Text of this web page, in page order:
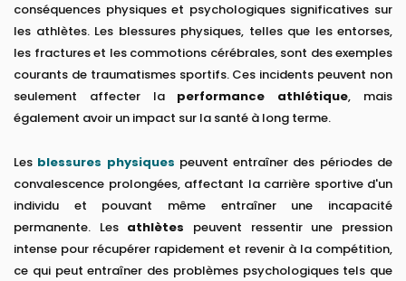
conséquences physiques et psychologiques significatives sur
les athlètes. Les blessures physiques, telles que les entorses,
les fractures et les commotions cérébrales, sont des exemples
courants de traumatismes sportifs. Ces incidents peuvent non
seulement affecter laperformance athlétique, mais
également avoir un impact sur la santé à long terme.
Les blessures physiques peuvent entraîner des périodes de
convalescence prolongées, affectant la carrière sportive d'un
individu et pouvant même entraîner une incapacité
permanente. Les athlètes peuvent ressentir une pression
intense pour récupérer rapidement et revenir à la compétition,
ce qui peut entraîner des problèmes psychologiques tels que